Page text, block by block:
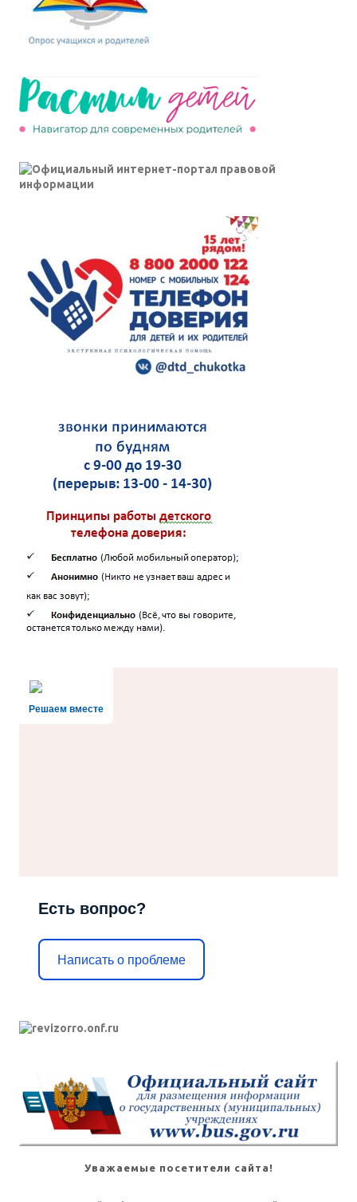
Решаем вместе
Есть вопрос?
Написать о проблеме
Уважаемые посетители сайта!